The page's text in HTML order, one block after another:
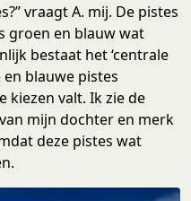
vraagt A. mij. De pistes
groen en blauw wat
bestaat het ‘centrale
blauwe pistes
kiezen valt. Ik zie de
mijn dochter en merk
deze pistes wat